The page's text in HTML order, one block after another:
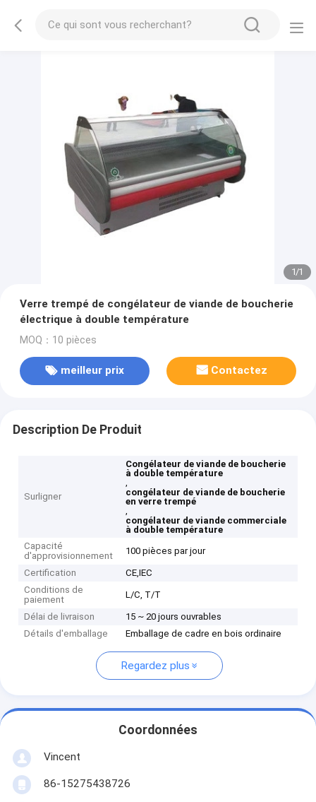
1/1
Verre trempé de congélateur de viande de boucherie
électrique à double température
MOQ：10 pièces
meilleur prix Contactez
Description De Produit
Surligner
Congélateur de viande de boucherie
à double température
,
congélateur de viande de boucherie
en verre trempé
,
congélateur de viande commerciale
à double température
Capacité
d'approvisionnement
100 pièces par jour
Certification
CE,IEC
Conditions de
paiement
L/C, T/T
Délai de livraison
15 ~ 20 jours ouvrables
Détails d'emballage
Emballage de cadre en bois ordinaire
Regardez plus
Coordonnées
Vincent
86-15275438726